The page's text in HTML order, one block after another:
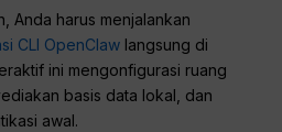
Anda harus menjalankan
CLI OpenClaw langsung di
ini mengonfigurasi ruang
basis data lokal, dan
awal.